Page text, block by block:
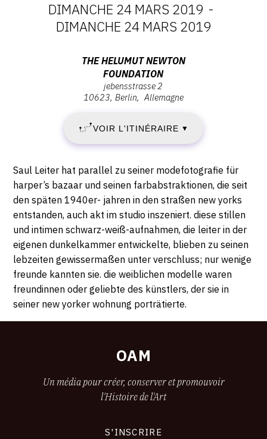
DATES
:
DIMANCHE
24
MARS
-
DIMANCHE
24
MARS
2019
DIMANCHE 24 MARS 2019 -
DIMANCHE 24 MARS 2019
jebensstrasse
2,
10623
Berlin
THE HELUMUT NEWTON
FOUNDATION
jebensstrasse 2
10623 Berlin Allemagne
VOIR L'ITINÉRAIRE ▼
Description,
horaires...
Saul Leiter hat parallel zu seiner modefotografie für
harper’s bazaar und seinen farbabstraktionen, die seit
den späten 1940er- jahren in den straßen new yorks
entstanden, auch akt im studio inszeniert. diese stillen
und intimen schwarz-weiß-aufnahmen, die leiter in der
eigenen dunkelkammer entwickelte, blieben zu seinen
lebzeiten gewissermaßen unter verschluss; nur wenige
freunde kannten sie. die weiblichen modelle waren
freundinnen oder geliebte des künstlers, der sie in
seiner new yorker wohnung porträtierte.
OAM
Un média pour créer, conserver et promouvoir
l'Histoire de l'Art
S'INSCRIRE